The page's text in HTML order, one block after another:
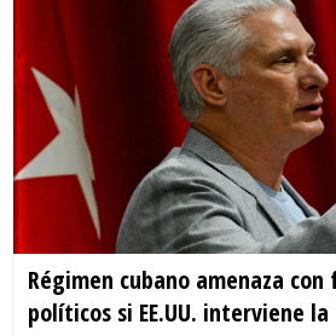
Régimen cubano amenaza
políticos si EE.UU. interviene